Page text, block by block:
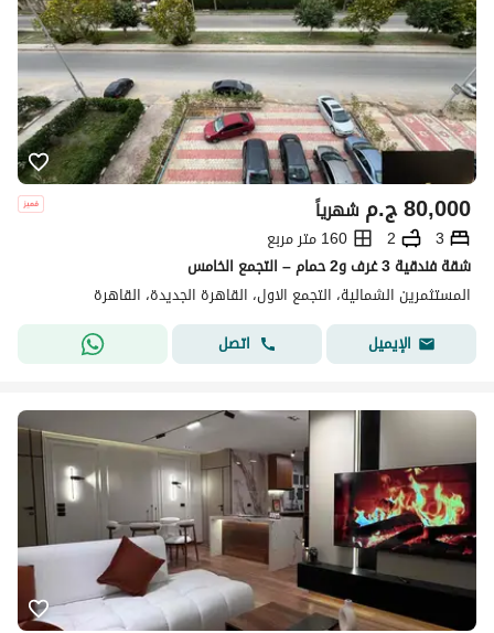
ج.م80,000 شهرياً
3
2
160 متر مربع
شقة فندقية 3 غرف و2 حمام – التجمع الخامس
المستثمرين الشمالية، التجمع الاول، القاهرة الجديدة، القاهرة
الإيميل
اتصل